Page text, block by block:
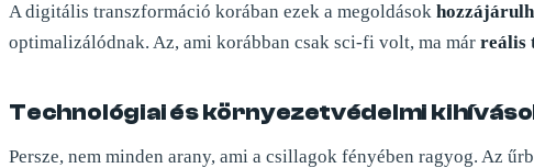
A digitális transzformáció korában ezek a megoldások
optimalizálódnak. Az, ami korábban csak sci-fi volt, ma már reális
Technológiai és környezetvédelmi
Persze, nem minden arany, ami a csillagok fényében ragyog. Az